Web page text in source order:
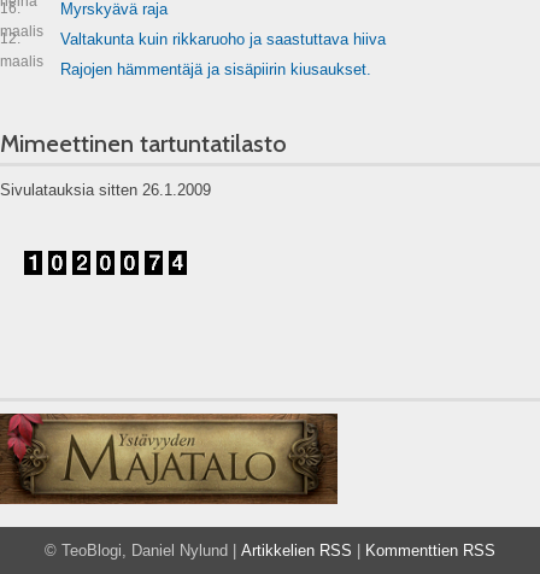
16.
maalis
Myrskyävä raja
12.
maalis
Valtakunta kuin rikkaruoho ja saastuttava hiiva
Rajojen hämmentäjä ja sisäpiirin kiusaukset.
Mimeettinen tartuntatilasto
Sivulatauksia sitten 26.1.2009
© TeoBlogi, Daniel Nylund | Artikkelien RSS Kommenttien RSS